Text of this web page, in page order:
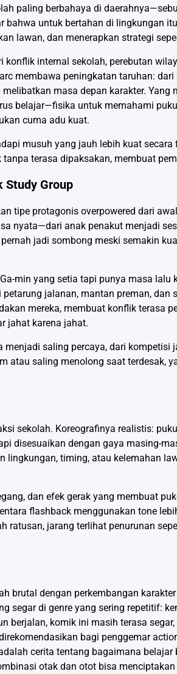
paling berbahaya di
untuk bertahan di lingkungan
lawan, dan menerapkan strategi
internal sekolah, perebutan
membawa peningkatan taruhan:
masa depan karakter. Yang
belajar—fisika untuk memahami
cuma adu kuat.
musuh yang jauh lebih kuat secara
terasa dipaksakan, membuat
Study Group
tipe protagonis overpowered dari
nyata—dari anak penakut menjadi
jadi sombong meski semakin
min yang setia tapi punya masa lalu
jalanan, mantan preman, dan
mereka, membuat konflik terasa
jahat karena jahat.
saling percaya, dari kompetisi
atau saling menolong saat terdesak,
sekolah. Koreografinya realistis:
disesuaikan dengan gaya masing-
timing, atau kelemahan
dan efek gerak yang membuat
flashback menggunakan tone
jarang terlihat penurunan
brutal dengan perkembangan
segar di genre yang sering repetitif:
berjalan, komik ini masih terasa
bagi penggemar
cerita tentang bagaimana
otak dan otot bisa